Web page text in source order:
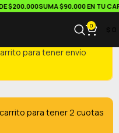
$200.000SUMA $90.000 EN TU
0
para tener envío
para tener 2 cuotas